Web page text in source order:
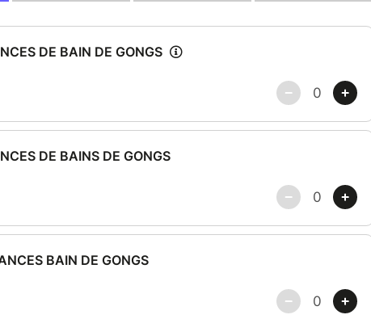
2026
FIN D'ANNÉE 2026 SONT EN COURS D'ELABORATION
EST PRESENTE PUR VIVRE PLEINEMENT LA SÉANCE
Bons dans votre boite émail, qui vous permettrons de vous
sur les Séances de votre choix de Bain de Gongs